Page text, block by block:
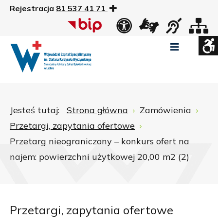
Rejestracja 81 537 41 71
Widok
Jesteś tutaj: Strona główna
Zamówienia
Przetargi, zapytania ofertowe
Przetarg nieograniczony – konkurs ofert na
najem: powierzchni użytkowej 20,00 m2 (2)
Przetargi, zapytania ofertowe